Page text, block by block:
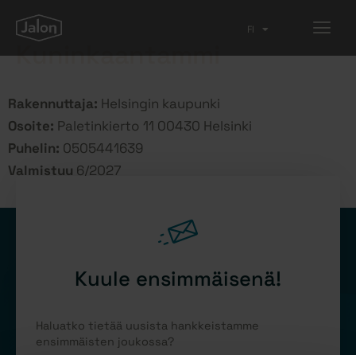
FI
EN
Kuninkaantammi
Rakennuttaja: Helsingin kaupunki
Osoite: Paletinkierto 11 00430 Helsinki
Puhelin: 0505441639
Valmistuu 6/2027
Kuule ensimmäisenä!
Haluatko tietää uusista hankkeistamme
ensimmäisten joukossa?